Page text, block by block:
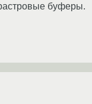
буферы.